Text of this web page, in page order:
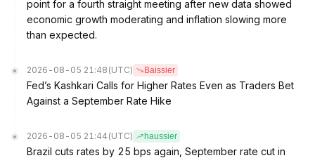
point for a fourth straight meeting after new data showed
economic growth moderating and inflation slowing more
than expected.
2026-08-05 21:48 (UTC) Baissier
Fed’s Kashkari Calls for Higher Rates Even as Traders Bet
Against a September Rate Hike
2026-08-05 21:44 (UTC) haussier
Brazil cuts rates by 25 bps again, September rate cut in